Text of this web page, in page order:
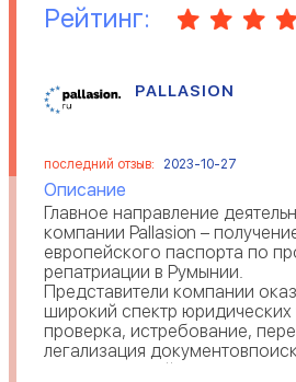
Рейтинг:
PALLASION
последний отзыв: 2023-10-27
Описание
Главное направление
компании Pallasion –
европейского паспорта по
репатриации в Румынии.
Представители компании
широкий спектр юридических
проверка, истребование,
легализация документовпоиск
подтверждений